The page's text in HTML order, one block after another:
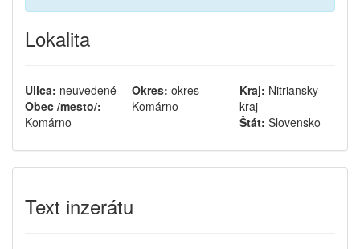
Lokalita
Ulica: neuvedené
Obec /mesto/:
Komárno
Okres: okres
Komárno
Kraj:
kraj
Štát: Slovensko
Text inzerátu